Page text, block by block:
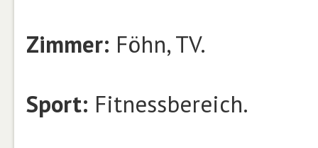
Zimmer: Föhn, TV.
Sport: Fitnessbereich.